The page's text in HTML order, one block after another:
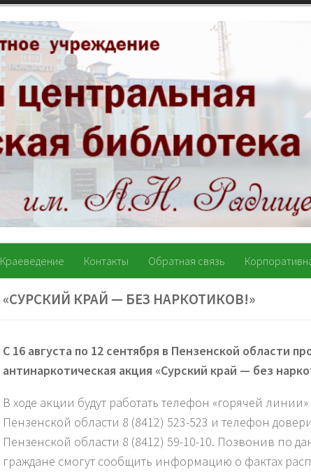
Краеведение Контакты Обратная связь
«СУРСКИЙ КРАЙ — БЕЗ НАРКОТИКОВ!»
С 16 августа по 12 сентября в Пензенской области
антинаркотическая акция «Сурский край — без
В ходе акции будут работать телефон «горячей
Пензенской области 8 (8412) 523-523 и телефон
Пензенской области 8 (8412) 59-10-10. Позвонив по
граждане смогут сообщить информацию о фактах